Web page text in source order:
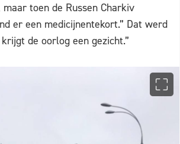
toen de Russen Charkiv
er een medicijnentekort.” Dat werd
de oorlog een gezicht.”